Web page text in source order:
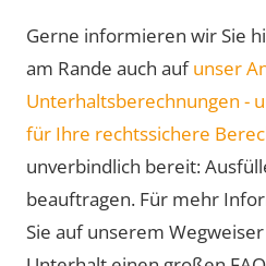
Gerne informieren wir Sie
am Rande auch aufunser
Unterhaltsberechnungen -
für Ihre rechtssichere
unverbindlich bereit:
beauftragen. Für mehr
Sie auf unserem